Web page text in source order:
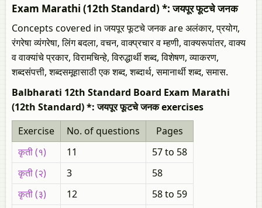
Exam Marathi (12th Standard) *: जयपूर फूटचे जनक
Concepts covered in जयपूर फूटचे जनक are अलंकार, प्रयोग,
रंगरेषा व्यंगरेषा, लिंग बदला, वचन, वाक्प्रचार व म्हणी, वाक्यरूपांतर, वाक्य
व वाक्यांचे प्रकार, विरामचिन्हे, विरुद्धार्थी शब्द, विशेषण, व्याकरण,
शब्दसंपत्ती, शब्दसमूहासाठी एक शब्द, शब्दार्थ, समानार्थी शब्द, समास.
Balbharati 12th Standard Board Exam Marathi
(12th Standard) *: जयपूर फूटचे जनक exercises
Exercise
No. of questions
Pages
कृती (१)
11
57 to 58
कृती (२)
3
58
कृती (३)
12
58 to 59